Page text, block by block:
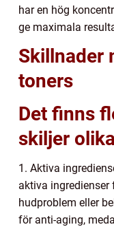
har en hög
ge maximala
Skillnader
toners
Det finns
skiljer
1. Aktiva
aktiva
hudproblem eller
för anti-aging,